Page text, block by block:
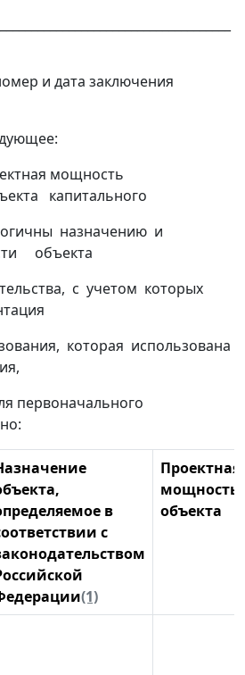
и дата заключения
мощность
капитального
назначению и
объекта
с учетом которых
которая использована
первоначального
в
с
(1)
Проектная
мощность
объекта